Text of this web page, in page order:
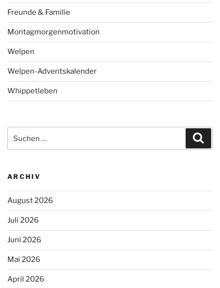
Freunde & Familie
Montagmorgenmotivation
Welpen
Welpen-Adventskalender
Whippetleben
nach:
ARCHIV
August 2026
Juli 2026
Juni 2026
Mai 2026
April 2026